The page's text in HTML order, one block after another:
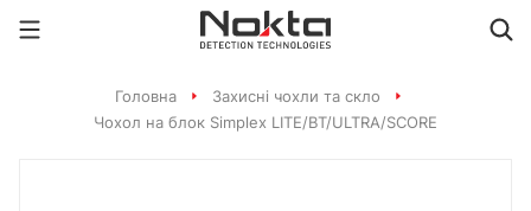
Головна
Захисні чохли та скло
Чохол на блок Simplex LITE/BT/ULTRA/SCORE